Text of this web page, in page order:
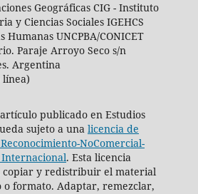
Geográficas CIG - Instituto
y Ciencias Sociales IGEHCS
Humanas UNCPBA/CONICET
Paraje Arroyo Seco s/n
Argentina
línea)
publicado en Estudios
sujeto a una licencia de
NoComercial-
. Esta licencia
y redistribuir el material
formato. Adaptar, remezclar,